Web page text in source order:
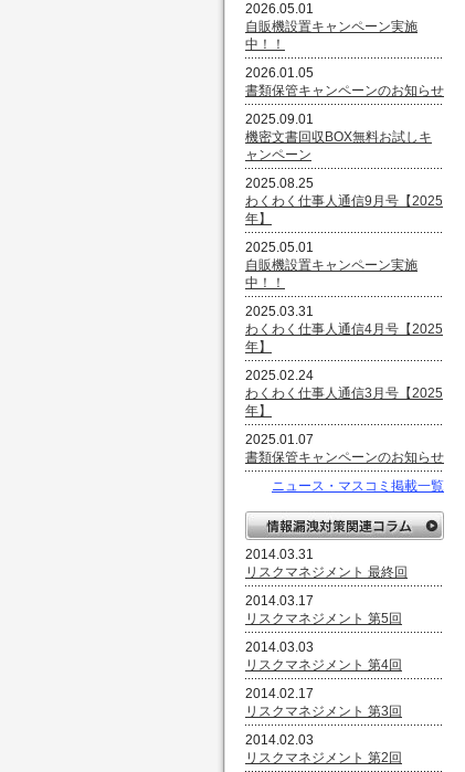
2026.05.01
自販機設置キャンペーン実施
中！！
2026.01.05
書類保管キャンペーンのお知らせ
2025.09.01
機密文書回収BOX無料お試しキ
ャンペーン
2025.08.25
わくわく仕事人通信9月号【2025
年】
2025.05.01
自販機設置キャンペーン実施
中！！
2025.03.31
わくわく仕事人通信4月号【2025
年】
2025.02.24
わくわく仕事人通信3月号【2025
年】
2025.01.07
書類保管キャンペーンのお知らせ
ニュース・マスコミ掲載一覧
2014.03.31
リスクマネジメント 最終回
2014.03.17
リスクマネジメント 第5回
2014.03.03
リスクマネジメント 第4回
2014.02.17
リスクマネジメント 第3回
2014.02.03
リスクマネジメント 第2回